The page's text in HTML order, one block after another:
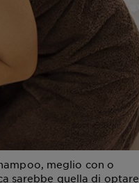
meglio con o
sarebbe quella di optare